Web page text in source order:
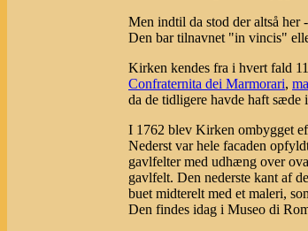
Men indtil da stod der altså
Den bar tilnavnet "in vincis"
Kirken kendes fra i hvert fald
Confraternita dei Marmorari,
da de tidligere havde haft
I 1762 blev Kirken ombygget
Nederst var hele facaden
gavlfelter med udhæng over
gavlfelt. Den nederste kant af
buet midterelt med et maleri,
Den findes idag i Museo di